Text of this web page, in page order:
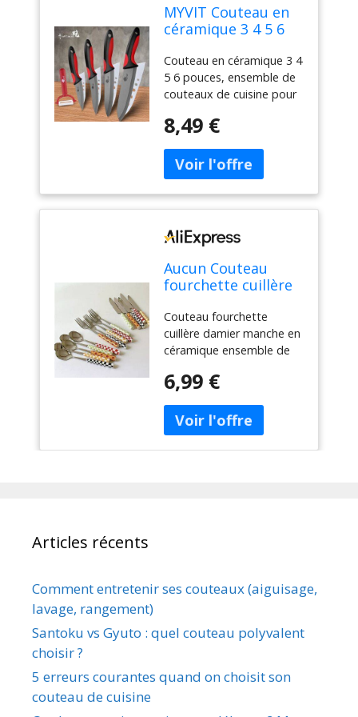
MYVIT Couteau en
céramique 3 4 5 6
de couteaux de
cuisine pour Chef,
lame noire en
légumes et fruits,
outil de cuisine
Couteau en céramique 3 4
5 6 pouces, ensemble de
couteaux de cuisine pour
zircone, pour légumes et
8,49 €
Aucun Couteau
fourchette cuillère
céramique
ensemble de
couverts vaisselle
fourchette à
Dessert couteau
cuillère 3
pièces/ensemble
Couteau fourchette
cuillère damier manche en
céramique ensemble de
occidentale fourchette à
pièces/ensemble
6,99 €
Articles récents
Comment entretenir ses couteaux (aiguisage,
lavage, rangement)
Santoku vs Gyuto : quel couteau polyvalent
choisir ?
5 erreurs courantes quand on choisit son
couteau de cuisine